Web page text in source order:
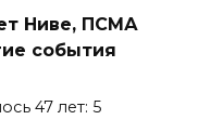
Ниве, ПСМА
события
47 лет: 5